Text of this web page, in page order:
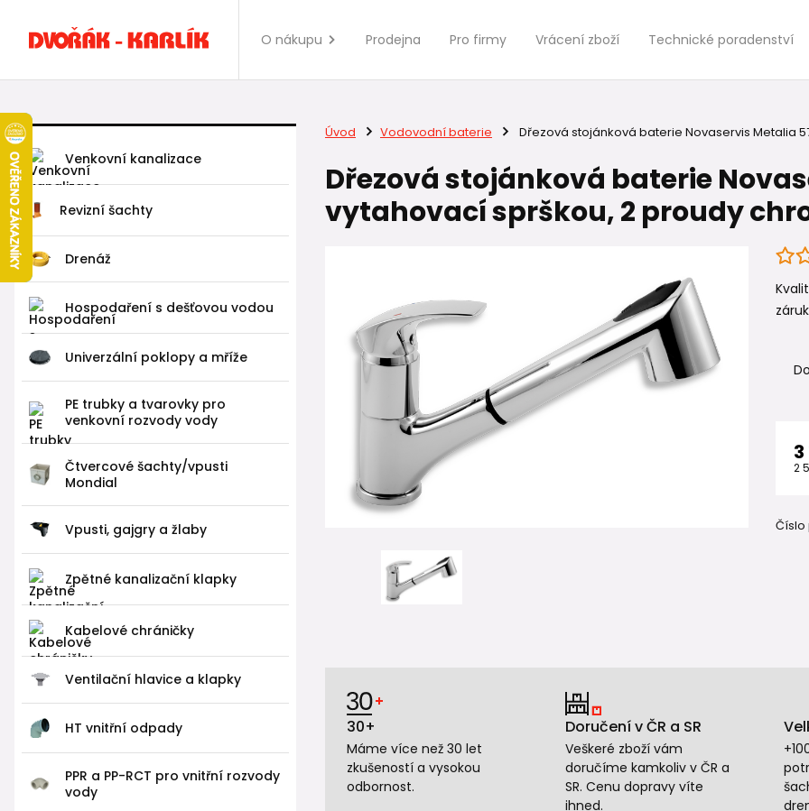
O nákupu Prodejna Pro firmy Vrácení zboží Technické poradenství
Venkovní kanalizace
Revizní šachty
Drenáž
Hospodaření s dešťovou vodou
Univerzální poklopy a mříže
PE trubky a tvarovky pro
venkovní rozvody vody
Čtvercové šachty/vpusti
Mondial
Vpusti, gajgry a žlaby
Zpětné kanalizační klapky
Kabelové chráničky
Ventilační hlavice a klapky
HT vnitřní odpady
PPR a PP-RCT pro vnitřní rozvody
vody
Úvod Vodovodní baterie Dřezová stojánková baterie Novaservis Metalia
Dřezová stojánková baterie
vytahovací sprškou, 2 proudy
2
Číslo
30+
Máme více než 30 let
zkušeností a vysokou
odbornost.
Doručení v ČR a SR
Veškeré zboží vám
doručíme kamkoliv v ČR a
SR. Cenu dopravy víte
ihned.